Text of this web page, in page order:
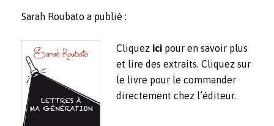
Sarah Roubato a publié :
Cliquez ici pour en savoir plus
et lire des extraits. Cliquez sur
le livre pour le commander
directement chez l’éditeur.